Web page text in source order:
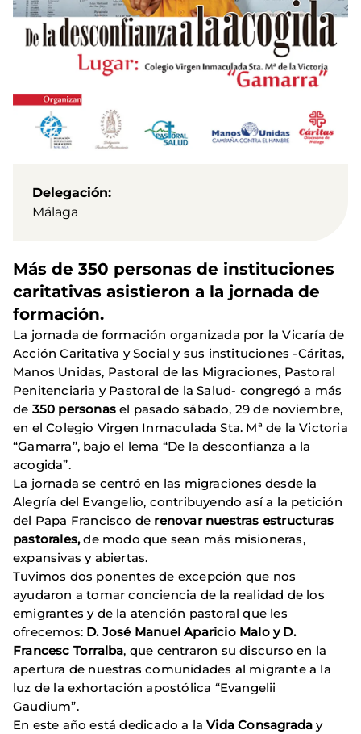
Delegación
Málaga
Más de 350 personas de instituciones
caritativas asistieron a la jornada de
formación.
La jornada de formación organizada por la Vicaría de
Acción Caritativa y Social y sus instituciones -Cáritas,
Manos Unidas, Pastoral de las Migraciones, Pastoral
Penitenciaria y Pastoral de la Salud- congregó a más
de 350 personas el pasado sábado, 29 de noviembre,
en el Colegio Virgen Inmaculada Sta. Mª de la Victoria
“Gamarra”, bajo el lema “De la desconfianza a la
acogida”.
La jornada se centró en las migraciones desde la
Alegría del Evangelio, contribuyendo así a la petición
del Papa Francisco de renovar nuestras estructuras
pastorales,de modo que sean más misioneras,
expansivas y abiertas.
Tuvimos dos ponentes de excepción que nos
ayudaron a tomar conciencia de la realidad de los
emigrantes y de la atención pastoral que les
ofrecemos: D. José Manuel Aparicio Malo y D.
Francesc Torralba, que centraron su discurso en la
apertura de nuestras comunidades al migrante a la
luz de la exhortación apostólica “Evangelii
Gaudium”.
En este año está dedicado a la Vida Consagrada y